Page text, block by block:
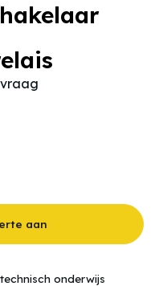
aan
onderwijs